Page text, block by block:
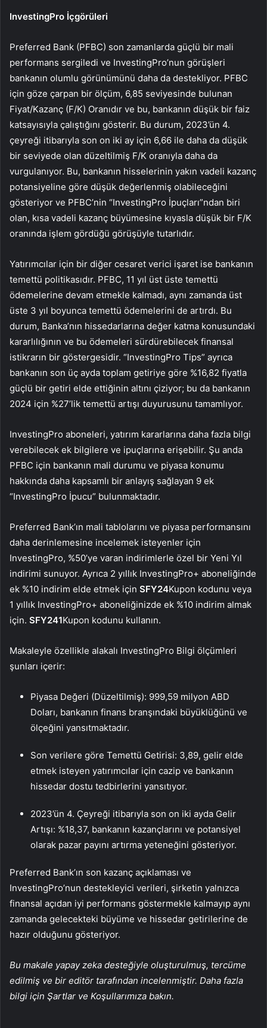
InvestingPro İçgörüleri
Preferred Bank (PFBC) son zamanlarda güçlü bir mali
performans sergiledi ve InvestingPro’nun görüşleri
bankanın olumlu görünümünü daha da destekliyor. PFBC
için göze çarpan bir ölçüm, 6,85 seviyesinde bulunan
Fiyat/Kazanç (F/K) Oranıdır ve bu, bankanın düşük bir faiz
katsayısıyla çalıştığını gösterir. Bu durum, 2023’ün 4.
çeyreği itibarıyla son on iki ay için 6,66 ile daha da düşük
bir seviyede olan düzeltilmiş F/K oranıyla daha da
vurgulanıyor. Bu, bankanın hisselerinin yakın vadeli kazanç
potansiyeline göre düşük değerlenmiş olabileceğini
gösteriyor ve PFBC’nin “InvestingPro İpuçları”ndan biri
olan, kısa vadeli kazanç büyümesine kıyasla düşük bir F/K
oranında işlem gördüğü görüşüyle ​​tutarlıdır.
Yatırımcılar için bir diğer cesaret verici işaret ise bankanın
temettü politikasıdır. PFBC, 11 yıl üst üste temettü
ödemelerine devam etmekle kalmadı, aynı zamanda üst
üste 3 yıl boyunca temettü ödemelerini de artırdı. Bu
durum, Banka’nın hissedarlarına değer katma konusundaki
kararlılığının ve bu ödemeleri sürdürebilecek finansal
istikrarın bir göstergesidir. “InvestingPro Tips” ayrıca
bankanın son üç ayda toplam getiriye göre %16,82 fiyatla
güçlü bir getiri elde ettiğinin altını çiziyor; bu da bankanın
2024 için %27’lik temettü artışı duyurusunu tamamlıyor.
InvestingPro aboneleri, yatırım kararlarına daha fazla bilgi
verebilecek ek bilgilere ve ipuçlarına erişebilir. Şu anda
PFBC için bankanın mali durumu ve piyasa konumu
hakkında daha kapsamlı bir anlayış sağlayan 9 ek
“InvestingPro İpucu” bulunmaktadır.
Preferred Bank’ın mali tablolarını ve piyasa performansını
daha derinlemesine incelemek isteyenler için
InvestingPro, %50’ye varan indirimlerle özel bir Yeni Yıl
indirimi sunuyor. Ayrıca 2 yıllık InvestingPro+ aboneliğinde
ek %10 indirim elde etmek için SFY24Kupon kodunu veya
1 yıllık InvestingPro+ aboneliğinizde ek %10 indirim almak
için. SFY241Kupon kodunu kullanın.
Makaleyle özellikle alakalı InvestingPro Bilgi ölçümleri
şunları içerir:
Piyasa Değeri (Düzeltilmiş): 999,59 milyon ABD
Doları, bankanın finans branşındaki büyüklüğünü ve
ölçeğini yansıtmaktadır.
Son verilere göre Temettü Getirisi: 3,89, gelir elde
etmek isteyen yatırımcılar için cazip ve bankanın
hissedar dostu tedbirlerini yansıtıyor.
2023’ün 4. Çeyreği itibarıyla son on iki ayda Gelir
Artışı: %18,37, bankanın kazançlarını ve potansiyel
olarak pazar payını artırma yeteneğini gösteriyor.
Preferred Bank’ın son kazanç açıklaması ve
InvestingPro’nun destekleyici verileri, şirketin yalnızca
finansal açıdan iyi performans göstermekle kalmayıp aynı
zamanda gelecekteki büyüme ve hissedar getirilerine de
hazır olduğunu gösteriyor.
Bu makale yapay zeka desteğiyle oluşturulmuş, tercüme
edilmiş ve bir editör tarafından incelenmiştir. Daha fazla
bilgi için Şartlar ve Koşullarımıza bakın.